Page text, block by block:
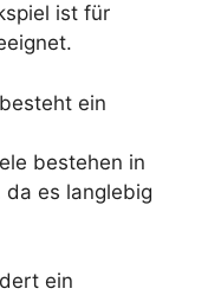
ist für
ein
bestehen in
da es langlebig
ein